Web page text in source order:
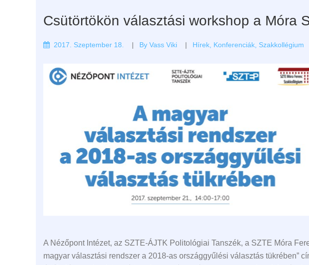
Csütörtökön választási workshop a Móra
2017. Szeptember 18. By Vass Viki Hírek Konferenciák Szakkollégium
A Nézőpont Intézet, az SZTE-ÁJTK Politológiai Tanszék, a SZTE Móra
magyar választási rendszer a 2018-as országgyűlési választás tükrében”